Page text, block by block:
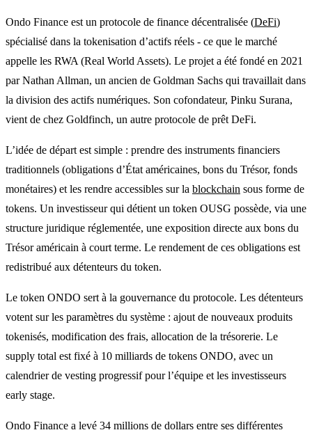
Ondo Finance est un protocole de finance décentralisée (DeFi)
spécialisé dans la tokenisation d’actifs réels - ce que le marché
appelle les RWA (Real World Assets). Le projet a été fondé en 2021
par Nathan Allman, un ancien de Goldman Sachs qui travaillait dans
la division des actifs numériques. Son cofondateur, Pinku Surana,
vient de chez Goldfinch, un autre protocole de prêt DeFi.
L’idée de départ est simple : prendre des instruments financiers
traditionnels (obligations d’État américaines, bons du Trésor, fonds
monétaires) et les rendre accessibles sur la blockchain sous forme de
tokens. Un investisseur qui détient un token OUSG possède, via une
structure juridique réglementée, une exposition directe aux bons du
Trésor américain à court terme. Le rendement de ces obligations est
redistribué aux détenteurs du token.
Le token ONDO sert à la gouvernance du protocole. Les détenteurs
votent sur les paramètres du système : ajout de nouveaux produits
tokenisés, modification des frais, allocation de la trésorerie. Le
supply total est fixé à 10 milliards de tokens ONDO, avec un
calendrier de vesting progressif pour l’équipe et les investisseurs
early stage.
Ondo Finance a levé 34 millions de dollars entre ses différentes